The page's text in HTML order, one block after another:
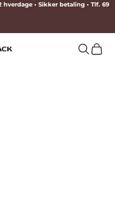
hverdage • Sikker betaling • Tlf. 69
Søg